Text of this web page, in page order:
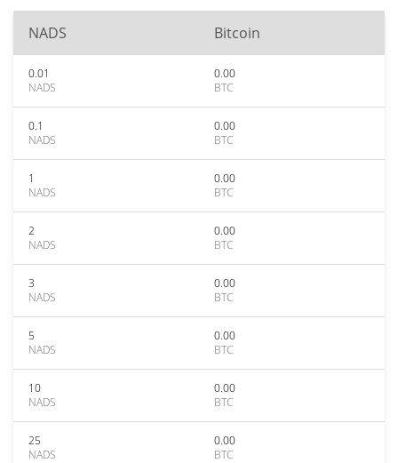
NADS Bitcoin
0.01
NADS
0.00
BTC
0.1
NADS
0.00
BTC
1
NADS
0.00
BTC
2
NADS
0.00
BTC
3
NADS
0.00
BTC
5
NADS
0.00
BTC
10
NADS
0.00
BTC
25
NADS
0.00
BTC